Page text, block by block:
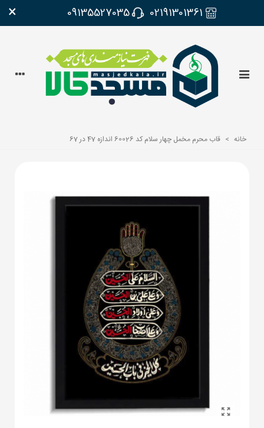
02191301361
09135527035
×
خانه > قاب محرم مخمل چهار سلام کد 60026 اندازه 47 در 67